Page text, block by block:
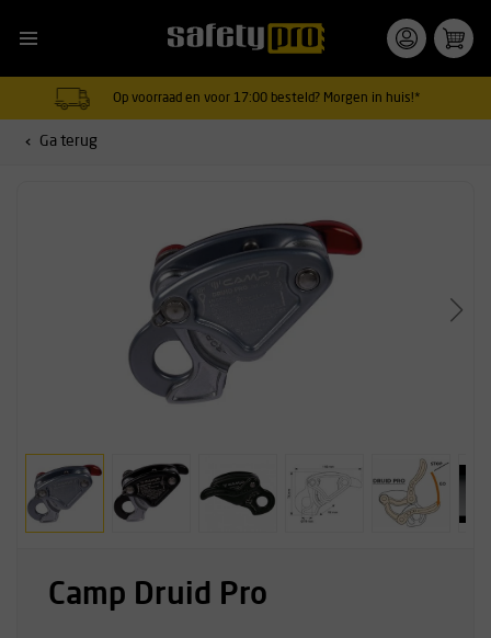
Op voorraad en voor 17:00 besteld? Morgen in huis!*
Ga terug
Camp Druid Pro